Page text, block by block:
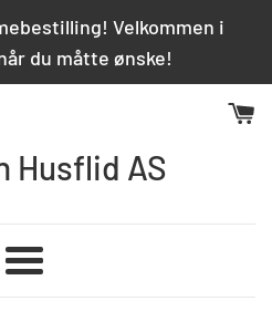
Velkommen i
du måtte ønske!
Husflid AS
Meny